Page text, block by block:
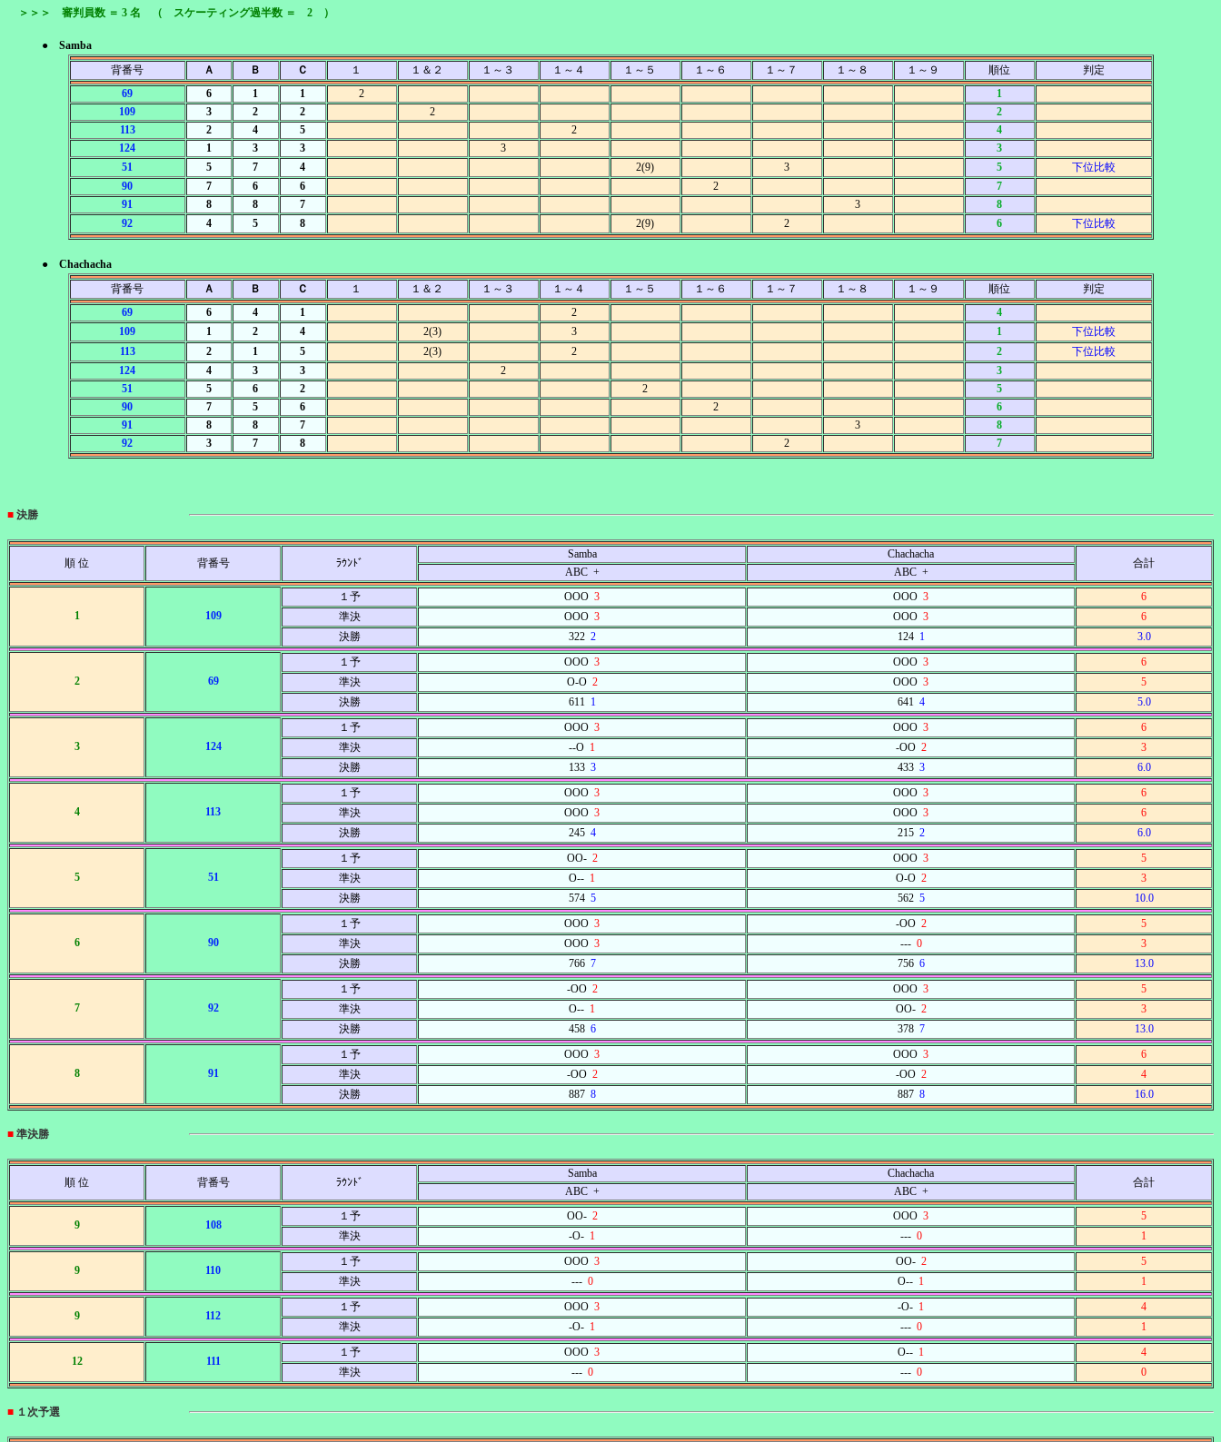
＞＞＞ 審判員数 ＝ 3 名 （ スケーティング過半数 ＝ 2 ）
● Samba
背番号
Ａ Ｂ Ｃ １ １＆２ １～３ １～４ １～５ １～６ １～７ １～８ １～９ 順位
判定
69
6 1 1 2
1
109
3 2 2 2
2
113
2 4 5 2
4
124
1 3 3 3
3
51
5 7 4 2(9) 3 5
下位比較
90
7 6 6 2
7
91
8 8 7 3
8
92
4 5 8 2(9) 2 6 下位比較
● Chachacha
背番号
Ａ Ｂ Ｃ １ １＆２ １～３ １～４ １～５ １～６ １～７ １～８ １～９ 順位
判定
69
6 4 1 2
4
109
1 2 4 2(3) 3 1
下位比較
113
2 1 5 2(3) 2 2
下位比較
124
4 3 3 2
3
51
5 6 2 2
5
90
7 5 6 2
6
91
8 8 7 3
8
92
3 7 8 2 7
■ 決勝
順 位 背番号 ﾗｳﾝﾄﾞ
Samba Chachacha
合計
ABC + ABC +
1 109
１予 OOO 3 OOO 3
6
準決
OOO 3 OOO 3
6
決勝
3222 1241 3.0
2 69
１予 OOO 3 OOO 3
6
準決
O-O2 OOO 3
5
決勝
6111 6414 5.0
3 124
１予 OOO 3 OOO 3
6
準決
--O 1 -OO2
3
決勝
1333 4333 6.0
4 113
１予 OOO 3 OOO 3
6
準決
OOO 3 OOO 3
6
決勝
2454 2152 6.0
5 51
１予 OO-2 OOO 3
5
準決
O-- 1 O-O2
3
決勝
5745 5625 10.0
6 90
１予 OOO 3 -OO2
5
準決
OOO 3 ---0
3
決勝
7667 7566 13.0
7 92
１予 -OO2 OOO 3
5
準決
O-- 1 OO-2
3
決勝
4586 3787 13.0
8 91
１予 OOO 3 OOO 3
6
準決
-OO2 -OO2
4
決勝
8878 8878 16.0
■ 準決勝
順 位 背番号 ﾗｳﾝﾄﾞ
Samba Chachacha
合計
ABC + ABC +
9 108
１予 OO-2 OOO 3
5
準決
-O- 1 ---0 1
9 110
１予 OOO 3 OO-2
5
準決
---0 O-- 1 1
9 112
１予 OOO 3 -O- 1
4
準決
-O- 1 ---0 1
12 111
１予 OOO 3 O-- 1
4
準決
---0 ---0 0
■ １次予選